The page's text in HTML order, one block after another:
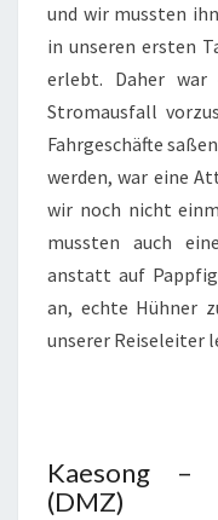
und wir mussten
in unseren ersten
erlebt. Daher war
Stromausfall
Fahrgeschäfte
werden, war eine
wir noch nicht
mussten auch
anstatt auf
an, echte Hühner
unserer Reiseleiter
Kaesong –
(DMZ)